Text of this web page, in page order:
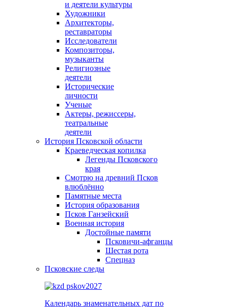
и деятели культуры
Художники
Архитекторы,
реставраторы
Исследователи
Композиторы,
музыканты
Религиозные
деятели
Исторические
личности
Ученые
Актеры, режиссеры,
театральные
деятели
История Псковской области
Краеведческая копилка
Легенды Псковского
края
Смотрю на древний Псков
влюблённо
Памятные места
История образования
Псков Ганзейский
Военная история
Достойные памяти
Псковичи-афганцы
Шестая рота
Спецназ
Псковские следы
Календарь знаменательных дат по